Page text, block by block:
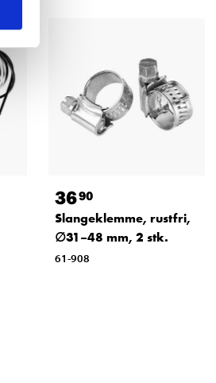
3690
Slangeklemme, rustfri,
∅31–48 mm, 2 stk.
61-908